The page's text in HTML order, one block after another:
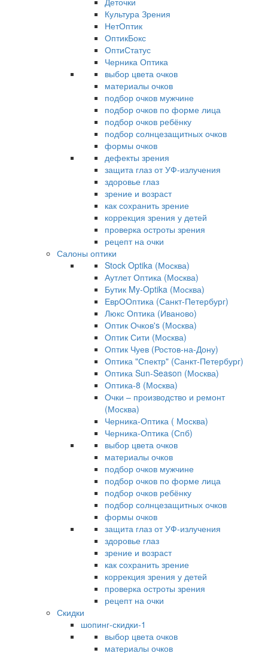
Культура Зрения
НетОптик
ОптикБокс
ОптиСтатус
Черника Оптика
выбор цвета очков
материалы очков
подбор очков мужчине
подбор очков по форме лица
подбор очков ребёнку
подбор солнцезащитных очков
формы очков
дефекты зрения
защита глаз от УФ-излучения
здоровье глаз
зрение и возраст
как сохранить зрение
коррекция зрения у детей
проверка остроты зрения
рецепт на очки
Салоны оптики
Stock Optika (Москва)
Аутлет Оптика (Москва)
Бутик My-Optika (Москва)
ЕврООптика (Санкт-Петербург)
Люкс Оптика (Иваново)
Оптик Очков's (Москва)
Оптик Сити (Москва)
Оптик Чуев (Ростов-на-Дону)
Оптика "Спектр" (Санкт-Петербург)
Оптика Sun-Season (Москва)
Оптика-8 (Москва)
Очки – производство и ремонт
(Москва)
Черника-Оптика ( Москва)
Черника-Оптика (Спб)
выбор цвета очков
материалы очков
подбор очков мужчине
подбор очков по форме лица
подбор очков ребёнку
подбор солнцезащитных очков
формы очков
защита глаз от УФ-излучения
здоровье глаз
зрение и возраст
как сохранить зрение
коррекция зрения у детей
проверка остроты зрения
рецепт на очки
Скидки
шопинг-скидки-1
выбор цвета очков
материалы очков